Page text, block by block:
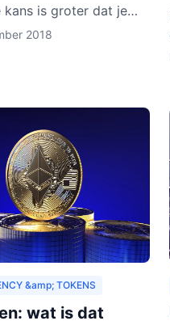
kans is groter dat je
een ICO hebt
2018
&amp; TOKENS
wat is dat